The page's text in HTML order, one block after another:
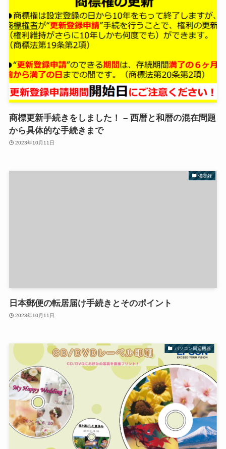
商標更新手続きをしました！ – 西暦と和暦の混在問題
から具体的な手続きまで
2023年10月11日
備忘録
日本郵便の転居届け手続きとそのポイント
2023年10月11日
パソコン周辺機器